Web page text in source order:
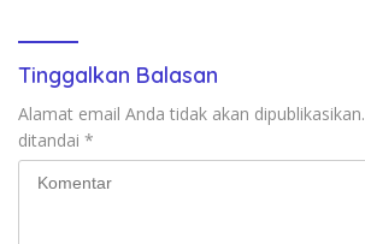
Tinggalkan Balasan
Alamat email Anda tidak akan dipublikasikan.
ditandai *